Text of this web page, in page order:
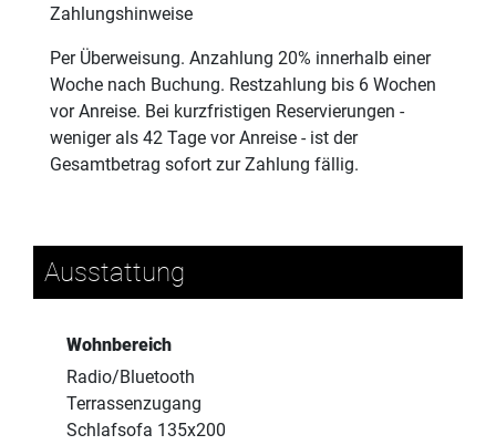
Zahlungshinweise
Per Überweisung. Anzahlung 20% innerhalb einer
Woche nach Buchung. Restzahlung bis 6 Wochen
vor Anreise. Bei kurzfristigen Reservierungen -
weniger als 42 Tage vor Anreise - ist der
Gesamtbetrag sofort zur Zahlung fällig.
Ausstattung
Wohnbereich
Radio/Bluetooth
Terrassenzugang
Schlafsofa 135x200